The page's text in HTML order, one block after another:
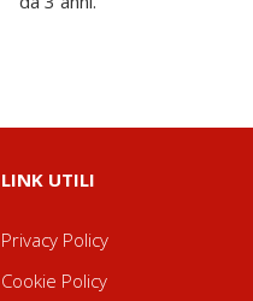
LINK UTILI
Privacy Policy
Cookie Policy